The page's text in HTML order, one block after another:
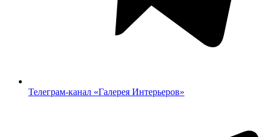
Телеграм-канал «‎Галерея Интерьеров»‎